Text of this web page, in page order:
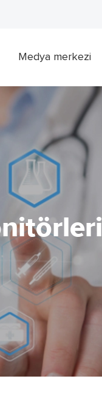
Medya merkezi